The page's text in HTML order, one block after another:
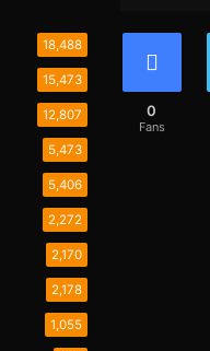
18,488
15,473
12,807
5,473
5,406
2,272
2,170
2,178
1,055
0
Fans